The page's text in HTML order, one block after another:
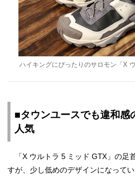
ハイキングにぴったりのサロモン「X
■タウンユースでも違和感
人気
「X ウルトラ 5 ミッド GTX」の足
すが、少し低めのデザインになって